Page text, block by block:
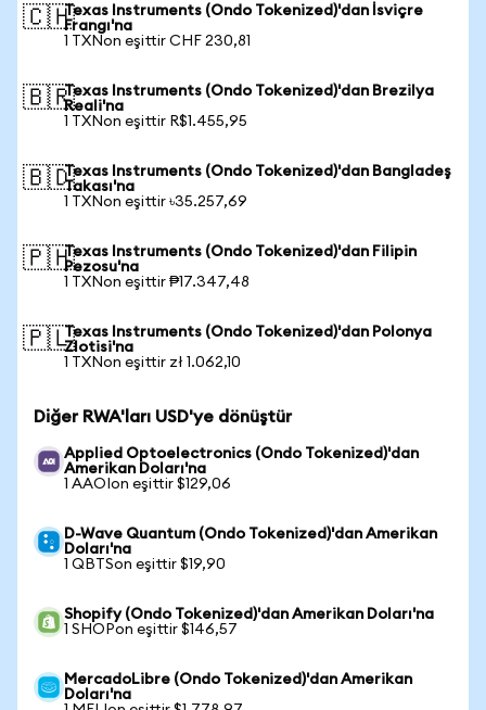
🇨🇭Texas Instruments (Ondo Tokenized)'dan İsviçre
Frangı'na
1 TXNon eşittir CHF 230,81
🇧🇷Texas Instruments (Ondo Tokenized)'dan Brezilya
Reali'na
1 TXNon eşittir R$1.455,95
🇧🇩Texas Instruments (Ondo Tokenized)'dan Bangladeş
Takası'na
1 TXNon eşittir ৳35.257,69
🇵🇭Texas Instruments (Ondo Tokenized)'dan Filipin
Pezosu'na
1 TXNon eşittir ₱17.347,48
🇵🇱Texas Instruments (Ondo Tokenized)'dan Polonya
Zlotisi'na
1 TXNon eşittir zł 1.062,10
Diğer RWA'ları USD'ye dönüştür
Applied Optoelectronics (Ondo Tokenized)'dan
Amerikan Doları'na
1 AAOIon eşittir $129,06
D-Wave Quantum (Ondo Tokenized)'dan Amerikan
Doları'na
1 QBTSon eşittir $19,90
Shopify (Ondo Tokenized)'dan Amerikan Doları'na
1 SHOPon eşittir $146,57
MercadoLibre (Ondo Tokenized)'dan Amerikan
Doları'na